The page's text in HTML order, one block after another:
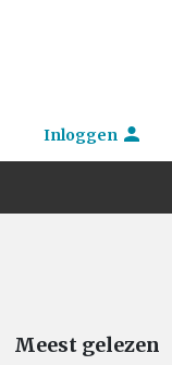
Inloggen
Meest gelezen